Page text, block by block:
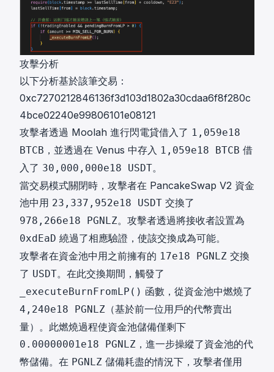
攻擊分析
以下分析基於該筆交易：
0xc7270212846136f3d103d1802a30cdaa6f8f280c
4bce02240e99806101e08121
攻擊者透過 Moolah 進行閃電貸借入了 1,059e18
BTCB ，並透過在 Venus 中存入 1,059e18 BTCB 借
入了 30,000,000e18 USDT。
當交易模式關閉時，攻擊者在 PancakeSwap V2 資金
池中用 23,337,952e18 USDT 交換了
978,266e18 PGNLZ。攻擊者透過將接收者設置為
0xdEaD 繞過了相應驗證，使該交換成為可能。
攻擊者在資金池中用之前擁有的 17e18 PGNLZ 交換
了 USDT。在此交換期間，觸發了
_executeBurnFromLP() 函數，從資金池中燃燒了
4,240e18 PGNLZ （基於前一位用戶的代幣賣出
量）。此燃燒過程使資金池儲備僅剩下
0.00000001e18 PGNLZ ，進一步操縱了資金池的代
幣儲備。在 PGNLZ 儲備耗盡的情況下，攻擊者僅用